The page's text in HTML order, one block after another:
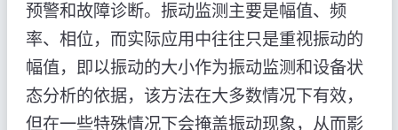
预警和故障诊断。振动监测主要是幅值、频
率、相位，而实际应用中往往只是重视振动的
幅值，即以振动的大小作为振动监测和设备状
态分析的依据，该方法在大多数情况下有效，
但在一些特殊情况下会掩盖振动现象，从而影